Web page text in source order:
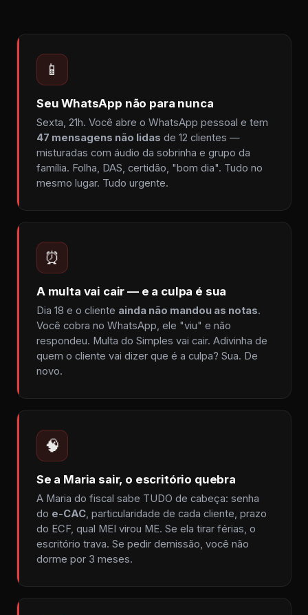
📱
Seu WhatsApp não para nunca
Sexta, 21h. Você abre o WhatsApp pessoal e tem
47 mensagens não lidas de 12 clientes —
misturadas com áudio da sobrinha e grupo da
família. Folha, DAS, certidão, "bom dia". Tudo no
mesmo lugar. Tudo urgente.
⏰
A multa vai cair — e a culpa é sua
Dia 18 e o cliente ainda não mandou as notas.
Você cobra no WhatsApp, ele "viu" e não
respondeu. Multa do Simples vai cair. Adivinha de
quem o cliente vai dizer que é a culpa? Sua. De
novo.
🧠
Se a Maria sair, o escritório quebra
A Maria do fiscal sabe TUDO de cabeça: senha
do e-CAC, particularidade de cada cliente, prazo
do ECF, qual MEI virou ME. Se ela tirar férias, o
escritório trava. Se pedir demissão, você não
dorme por 3 meses.